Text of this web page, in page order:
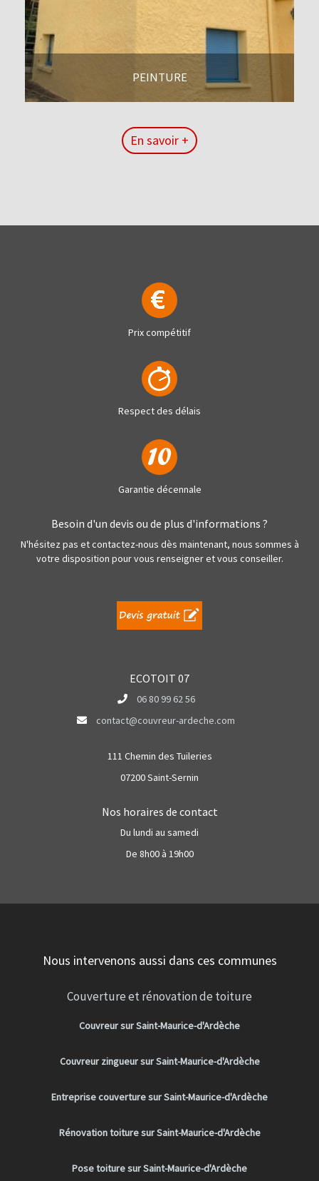
PEINTURE
En savoir +
Prix compétitif
Respect des délais
Garantie décennale
Besoin d'un devis ou de plus d'informations ?
N'hésitez pas et contactez-nous dès maintenant, nous sommes à
votre disposition pour vous renseigner et vous conseiller.
ECOTOIT 07
06 80 99 62 56
contact@couvreur-ardeche.com
111 Chemin des Tuileries
07200 Saint-Sernin
Nos horaires de contact
Du lundi au samedi
De 8h00 à 19h00
Nous intervenons aussi dans ces communes
Couverture et rénovation de toiture
Couvreur sur Saint-Maurice-d'Ardèche
Couvreur zingueur sur Saint-Maurice-d'Ardèche
Entreprise couverture sur Saint-Maurice-d'Ardèche
Rénovation toiture sur Saint-Maurice-d'Ardèche
Pose toiture sur Saint-Maurice-d'Ardèche